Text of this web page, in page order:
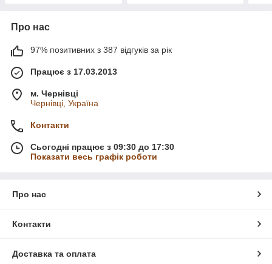
Про нас
97% позитивних з 387 відгуків за рік
Працює з 17.03.2013
м. Чернівці
Чернівці, Україна
Контакти
Сьогодні працює з 09:30 до 17:30
Показати весь графік роботи
Про нас
Контакти
Доставка та оплата